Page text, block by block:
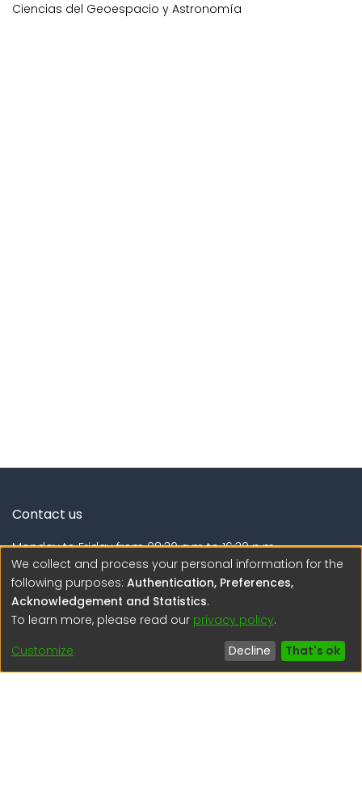
Ciencias del Geoespacio y Astronomía
Contact us
Monday to Friday from 08:30 a.m to 16:30 p.m.
Calle Calatrava N° 216 , Urb. Camino Real - La Molina -
Lima - Lima - Perú
regen@igp.gob.pe
(51) 54 369212
Interesting links
We collect and process your personal information for the
following purposes: Authentication, Preferences,
Acknowledgement and Statistics.
To learn more, please read our privacy policy.
Customize
Decline That's ok